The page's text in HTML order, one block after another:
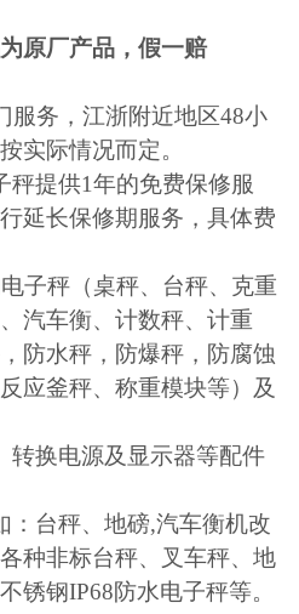
原厂产品，假一赔
服务，江浙附近地区48小
实际情况而定。
秤提供1年的免费保修服
延长保修期服务，具体费
子秤（桌秤、台秤、克重
汽车衡、计数秤、计重
防水秤，防爆秤，防腐蚀
应釜秤、称重模块等）及
转换电源及显示器等配件
：台秤、地磅,汽车衡机改
种非标台秤、叉车秤、地
锈钢IP68防水电子秤等。